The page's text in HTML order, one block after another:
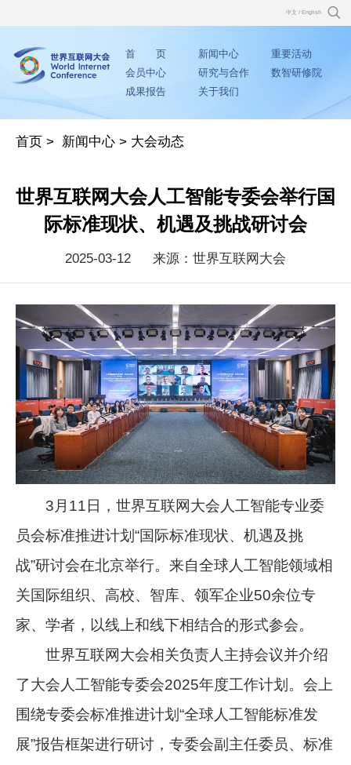
中文 / English
首 页 新闻中心
重要活动
会员中心
研究与合作
数智研修院
成果报告
关于我们
首页 > 新闻中心 > 大会动态
世界互联网大会人工智能专委会举行国
际标准现状、机遇及挑战研讨会
2025-03-12 来源：世界互联网大会
3月11日，世界互联网大会人工智能专业委
员会标准推进计划“国际标准现状、机遇及挑
战”研讨会在北京举行。来自全球人工智能领域相
关国际组织、高校、智库、领军企业50余位专
家、学者，以线上和线下相结合的形式参会。
世界互联网大会相关负责人主持会议并介绍
了大会人工智能专委会2025年度工作计划。会上
围绕专委会标准推进计划“全球人工智能标准发
展”报告框架进行研讨，专委会副主任委员、标准